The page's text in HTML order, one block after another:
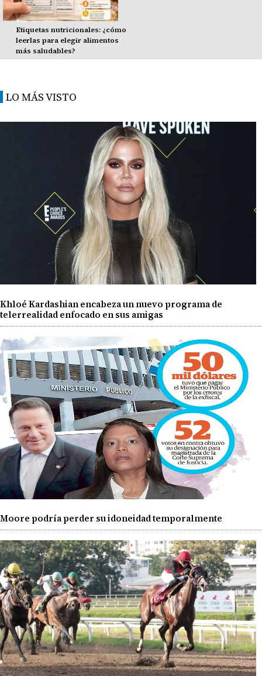
Etiquetas nutricionales: ¿cómo
leerlas para elegir alimentos
más saludables?
LO MÁS VISTO
Khloé Kardashian encabeza un nuevo programa de
telerrealidad enfocado en sus amigas
Moore podría perder su idoneidad temporalmente